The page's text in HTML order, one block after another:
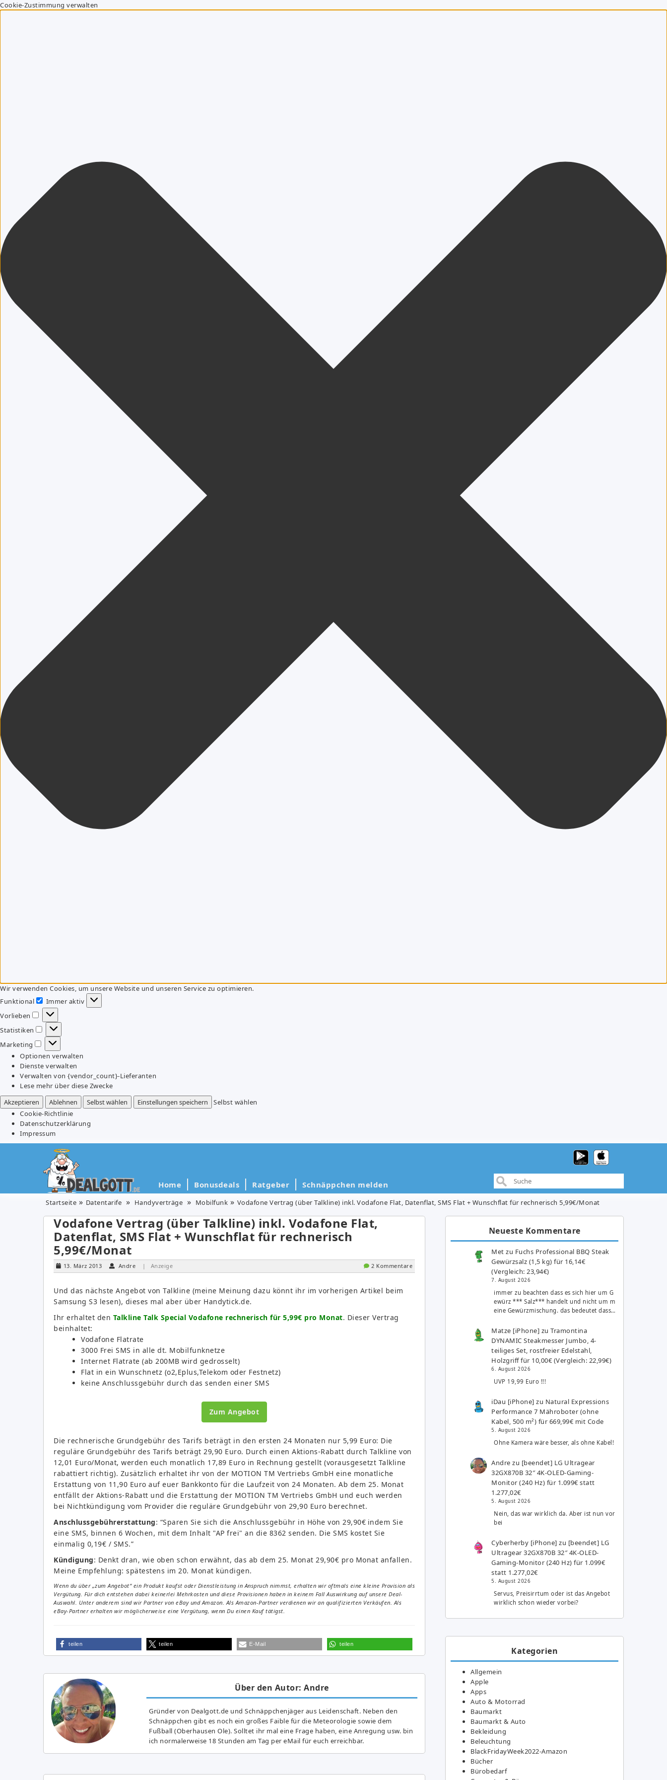
Cookie-Zustimmung verwalten
Wir verwenden Cookies, um unsere Website und unseren Service zu optimieren.
Funktional
Funktional
Immer aktiv
Vorlieben
Vorlieben
Statistiken
Statistiken
Marketing
Marketing
Optionen verwalten
Dienste verwalten
Verwalten von {vendor_count}-Lieferanten
Lese mehr über diese Zwecke
Akzeptieren
Ablehnen Selbst wählen Einstellungen speichern
Selbst wählen
Cookie-Richtlinie
Datenschutzerklärung
Impressum
Home Bonusdeals Ratgeber Schnäppchen melden
Startseite Datentarife Handyverträge Mobilfunk Vodafone Vertrag (über Talkline) inkl. Vodafone Flat, Datenflat, SMS Flat + Wunschflat für rechnerisch 5,99€/Monat
Vodafone Vertrag (über Talkline) inkl. Vodafone Flat,
Datenflat, SMS Flat + Wunschflat für rechnerisch
5,99€/Monat
13. März 2013 Andre | Anzeige 2 Kommentare
Und das nächste Angebot von Talkline (meine Meinung dazu könnt ihr im vorherigen Artikel beim
Samsung S3 lesen), dieses mal aber über Handytick.de.
Ihr erhaltet den Talkline Talk Special Vodafone rechnerisch für 5,99€ pro Monat. Dieser Vertrag
beinhaltet:
Vodafone Flatrate
3000 Frei SMS in alle dt. Mobilfunknetze
Internet Flatrate (ab 200MB wird gedrosselt)
Flat in ein Wunschnetz (o2,Eplus,Telekom oder Festnetz)
keine Anschlussgebühr durch das senden einer SMS
Zum Angebot
Die rechnerische Grundgebühr des Tarifs beträgt in den ersten 24 Monaten nur 5,99 Euro: Die
reguläre Grundgebühr des Tarifs beträgt 29,90 Euro. Durch einen Aktions-Rabatt durch Talkline von
12,01 Euro/Monat, werden euch monatlich 17,89 Euro in Rechnung gestellt (vorausgesetzt Talkline
rabattiert richtig). Zusätzlich erhaltet ihr von der MOTION TM Vertriebs GmbH eine monatliche
Erstattung von 11,90 Euro auf euer Bankkonto für die Laufzeit von 24 Monaten. Ab dem 25. Monat
entfällt der Aktions-Rabatt und die Erstattung der MOTION TM Vertriebs GmbH und euch werden
bei Nichtkündigung vom Provider die reguläre Grundgebühr von 29,90 Euro berechnet.
Anschlussgebührerstattung: “Sparen Sie sich die Anschlussgebühr in Höhe von 29,90€ indem Sie
eine SMS, binnen 6 Wochen, mit dem Inhalt "AP frei" an die 8362 senden. Die SMS kostet Sie
einmalig 0,19€ / SMS.”
Kündigung: Denkt dran, wie oben schon erwähnt, das ab dem 25. Monat 29,90€ pro Monat anfallen.
Meine Empfehlung: spätestens im 20. Monat kündigen.
Wenn du über „zum Angebot“ ein Produkt kaufst oder Dienstleistung in Anspruch nimmst, erhalten wir oftmals eine kleine Provision als
Vergütung. Für dich entstehen dabei keinerlei Mehrkosten und diese Provisionen haben in keinem Fall Auswirkung auf unsere Deal-
Auswahl. Unter anderem sind wir Partner von eBay und Amazon. Als Amazon-Partner verdienen wir an qualifizierten Verkäufen. Als
eBay-Partner erhalten wir möglicherweise eine Vergütung, wenn Du einen Kauf tätigst.
teilen teilen E-Mail teilen
Über den Autor: Andre
Gründer von Dealgott.de und Schnäppchenjäger aus Leidenschaft. Neben den
Schnäppchen gibt es noch ein großes Fai­ble für die Meteorologie sowie dem
Fußball (Oberhausen Ole). Solltet ihr mal eine Frage haben, eine Anregung usw. bin
ich normalerweise 18 Stunden am Tag per eMail für euch erreichbar.
Neueste Kommentare
Met zu Fuchs Professional BBQ Steak
Gewürzsalz (1,5 kg) für 16,14€
(Vergleich: 23,94€)
7. August 2026
immer zu beachten dass es sich hier um G
ewürz *** Salz*** handelt und nicht um m
eine Gewürzmischung. das bedeutet dass…
Matze [iPhone] zuTramontina
DYNAMIC Steakmesser Jumbo, 4-
teiliges Set, rostfreier Edelstahl,
Holzgriff für 10,00€ (Vergleich: 22,99€)
6. August 2026
UVP 19,99 Euro !!!
iDau [iPhone] zu Natural Expressions
Performance 7 Mähroboter (ohne
Kabel, 500 m²) für 669,99€ mit Code
5. August 2026
Ohne Kamera wäre besser, als ohne Kabel!
Andre zu [beendet] LG Ultragear
32GX870B 32″ 4K-OLED-Gaming-
Monitor (240 Hz) für 1.099€ statt
1.277,02€
5. August 2026
Nein, das war wirklich da. Aber ist nun vor
bei
Cyberherby [iPhone] zu [beendet] LG
Ultragear 32GX870B 32″ 4K-OLED-
Gaming-Monitor (240 Hz) für 1.099€
statt 1.277,02€
5. August 2026
Servus, Preisirrtum oder ist das Angebot
wirklich schon wieder vorbei?
Kategorien
Allgemein
Apple
Apps
Auto & Motorrad
Baumarkt
Baumarkt & Auto
Bekleidung
Beleuchtung
BlackFridayWeek2022-Amazon
Bücher
Bürobedarf